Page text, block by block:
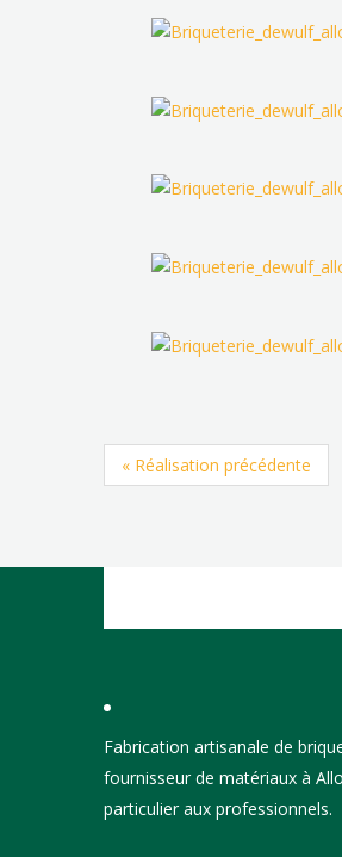
« Réalisation précédente
Fabrication artisanale de
fournisseur de matériaux à
particulier aux professionnels.